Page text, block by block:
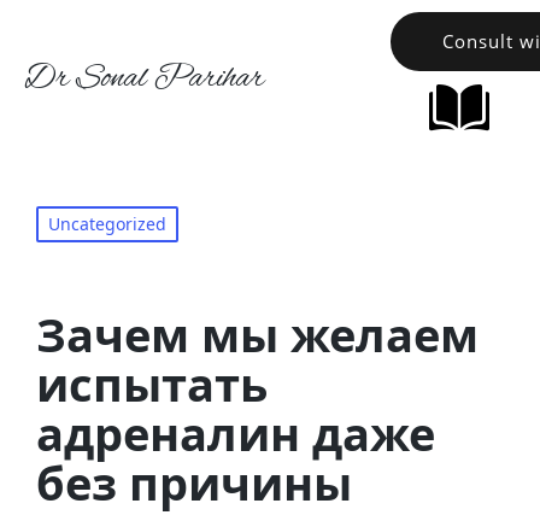
Dr Sonal Parihar
Consult
Uncategorized
Зачем мы желаем
испытать
адреналин даже
без причины